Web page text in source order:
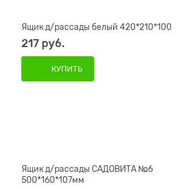
Ящик д/рассады белый 420*210*100
217 руб.
КУПИТЬ
Ящик д/рассады САДОВИТА №6
500*160*107мм